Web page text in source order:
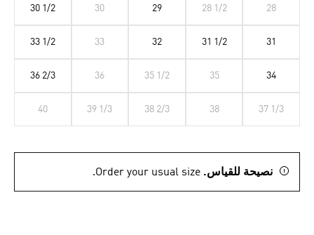
28
28 1/2
29
30
30 1/2
31
31 1/2
32
33
33 1/2
34
35
35 1/2
36
36 2/3
37 1/3
38
38 2/3
39 1/3
40
نصيحة للقياس. Order your usual size.